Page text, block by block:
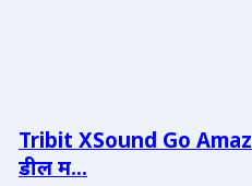
Tribit XSound Go
डील म...